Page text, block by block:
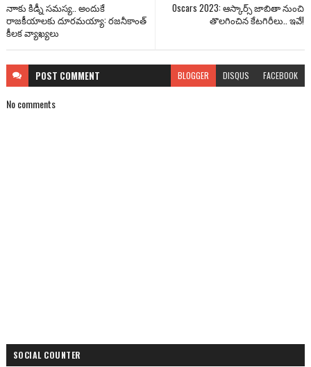
Oscars 2023: ఆస్కార్స్ జాబితా నుంచి
తొలగించిన కేటగిరీలు.. ఇవే!
నాాకు కిడ్నీ సమస్య.. అందుకే
రాజకీయాలకు దూరమయ్యా: రజనీకాంత్‌
కీలక వ్యాఖ్యలు
POST COMMENT BLOGGER DISQUS FACEBOOK
No comments
SOCIAL COUNTER